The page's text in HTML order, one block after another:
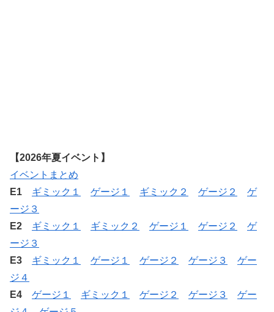
【2026年夏イベント】
イベントまとめ
E1
ギミック１ ゲージ１ ギミック２ ゲージ２
ゲ
ージ３
E2
ギミック１ ギミック２ ゲージ１ ゲージ２
ゲ
ージ３
E3
ギミック１ ゲージ１ ゲージ２ ゲージ３
ゲー
ジ４
E4
ゲージ１ ギミック１ ゲージ２ ゲージ３
ゲー